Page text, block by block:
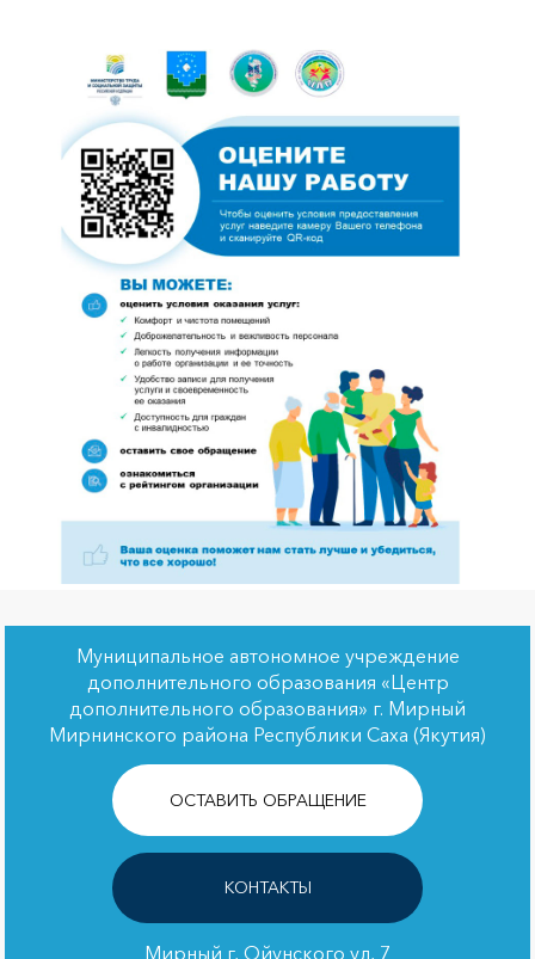
Муниципальное автономное учреждение
дополнительного образования «Центр
дополнительного образования» г. Мирный
Мирнинского района Республики Саха (Якутия)
ОСТАВИТЬ ОБРАЩЕНИЕ
КОНТАКТЫ
Мирный г, Ойунского ул, 7